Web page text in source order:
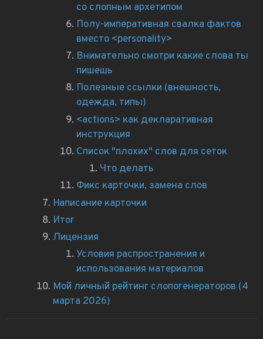
со слопным архетипом
Полу-императивная свалка фактов
вместо <personality>
Внимательно смотри какие слова ты
пишешь
Полезные ссылки (внешность,
одежда, типы)
<actions> как декларативная
инструкция
Список "плохих" слов для сеток
Что делать
Фикс карточки, замена слов
Написание карточки
Итог
Лицензия
Условия распространения и
использования материалов
Мой личный рейтинг слопогенераторов (4
марта 2026)